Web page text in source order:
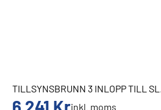
TILLSYNSBRUNN 3 INLOPP TILL
inkl. moms